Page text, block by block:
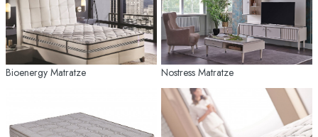
Bioenergy Matratze Nostress Matratze